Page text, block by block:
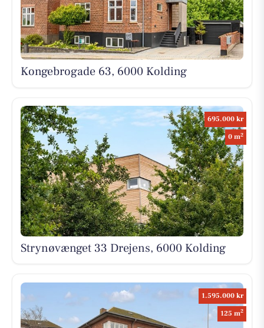
Kongebrogade 63, 6000 Kolding
695.000 kr
0 m2
Strynøvænget 33 Drejens, 6000 Kolding
1.595.000 kr
125 m2